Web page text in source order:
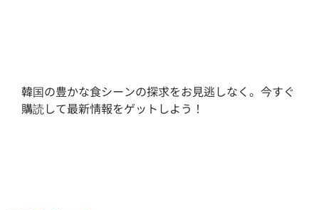
韓国の豊かな食シーンの探求をお見逃しなく。今すぐ
購読して最新情報をゲットしよう！